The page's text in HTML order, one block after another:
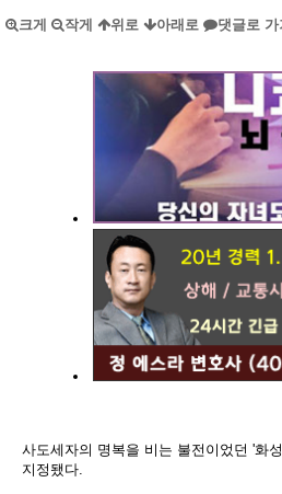
크게 작게 위로 아래로 댓글로 가
사도세자의 명복을 비는 불전이었던 '화
지정됐다.